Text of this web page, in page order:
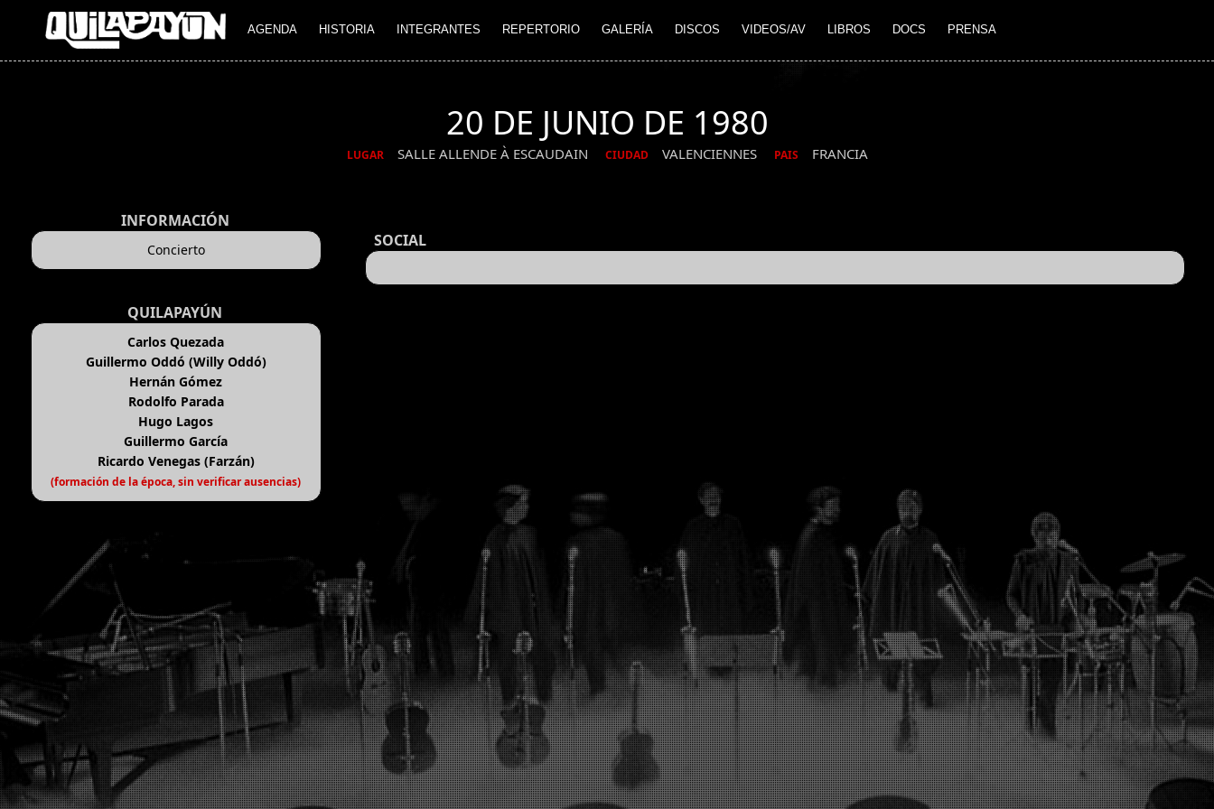
AGENDA HISTORIA INTEGRANTES REPERTORIO GALERÍA DISCOS VIDEOS/AV LIBROS DOCS PRENSA
20 DE JUNIO DE 1980
LUGAR SALLE ALLENDE À ESCAUDAIN CIUDAD VALENCIENNES PAIS FRANCIA
INFORMACIÓN
Concierto
QUILAPAYÚN
Carlos Quezada
Guillermo Oddó (Willy Oddó)
Hernán Gómez
Rodolfo Parada
Hugo Lagos
Guillermo García
Ricardo Venegas (Farzán)
(formación de la época, sin verificar ausencias)
SOCIAL